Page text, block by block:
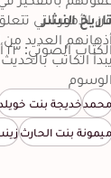
تاريخ النشر
الكتاب الصوتي: ٢٣ أكتوبر ٢٠٢٠
الوسوم
محمدخديجة بنت
ميمونة بنت الحارث